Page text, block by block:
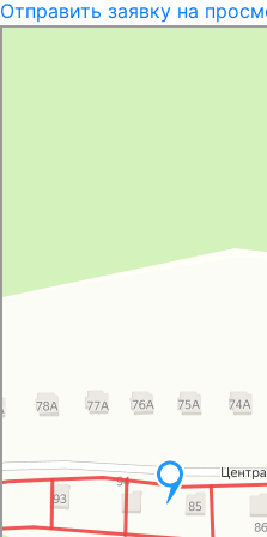
Отправить заявку на
Группа